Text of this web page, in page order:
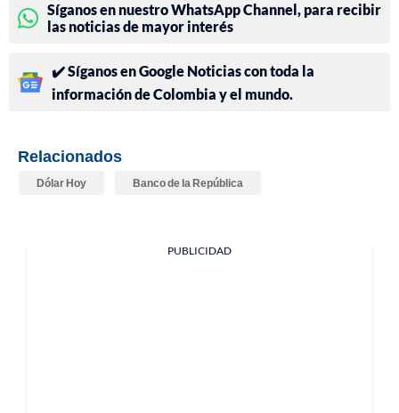
Síganos en nuestro WhatsApp Channel, para recibir
las noticias de mayor interés
✔️ Síganos en Google Noticias con toda la
información de Colombia y el mundo.
Relacionados
Dólar Hoy Banco de la República
PUBLICIDAD